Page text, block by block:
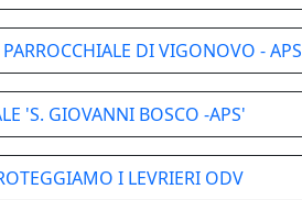
DI VIGONOVO - APS
'S. GIOVANNI BOSCO -APS'
I LEVRIERI ODV